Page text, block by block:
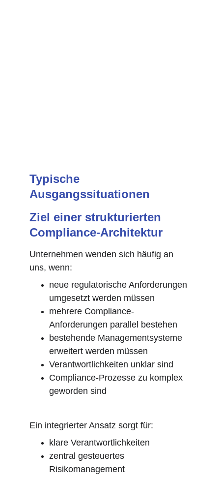
Typische
Ausgangssituationen
Unternehmen wenden sich häufig an
uns, wenn:
neue regulatorische Anforderungen
umgesetzt werden müssen
mehrere Compliance-
Anforderungen parallel bestehen
bestehende Managementsysteme
erweitert werden müssen
Verantwortlichkeiten unklar sind
Compliance-Prozesse zu komplex
geworden sind
Ziel einer strukturierten
Compliance-Architektur
Ein integrierter Ansatz sorgt für:
klare Verantwortlichkeiten
zentral gesteuertes
Risikomanagement